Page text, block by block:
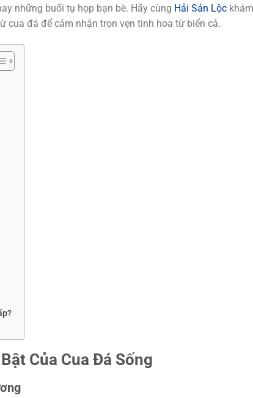
những buổi tụ họp bạn bè. Hãy cùng Hải Sản Lộc khám
cua đá để cảm nhận trọn vẹn tinh hoa từ biển cả.
Của Cua Đá Sống